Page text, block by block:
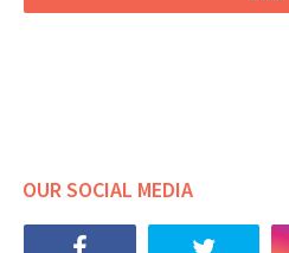
OUR SOCIAL MEDIA